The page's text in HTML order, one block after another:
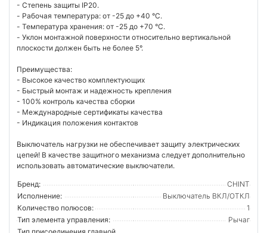
- Степень защиты IP20.
- Рабочая температура: от -25 до +40 °C.
- Температура хранения: от -25 до +70 °C.
- Уклон монтажной поверхности относительно вертикальной
плоскости должен быть не более 5°.
Преимущества:
- Высокое качество комплектующих
- Быстрый монтаж и надежность крепления
- 100% контроль качества сборки
- Международные сертификаты качества
- Индикация положения контактов
Выключатель нагрузки не обеспечивает защиту электрических
цепей! В качестве защитного механизма следует дополнительно
использовать автоматические выключатели.
Бренд:
CHINT
Исполнение:
Выключатель ВКЛ/ОТКЛ
Количество полюсов:
1
Тип элемента управления:
Рычаг